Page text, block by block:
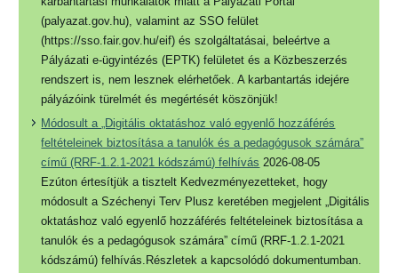
(palyazat.gov.hu), valamint az SSO felület
(https://sso.fair.gov.hu/eif) és szolgáltatásai, beleértve a
Pályázati e-ügyintézés (EPTK) felületet és a Közbeszerzés
rendszert is, nem lesznek elérhetőek. A karbantartás idejére
pályázóink türelmét és megértését köszönjük!
Módosult a „Digitális oktatáshoz való egyenlő hozzáférés
feltételeinek biztosítása a tanulók és a pedagógusok számára”
című (RRF-1.2.1-2021 kódszámú) felhívás 2026-08-05
Ezúton értesítjük a tisztelt Kedvezményezetteket, hogy
módosult a Széchenyi Terv Plusz keretében megjelent „Digitális
oktatáshoz való egyenlő hozzáférés feltételeinek biztosítása a
tanulók és a pedagógusok számára” című (RRF-1.2.1-2021
kódszámú) felhívás.Részletek a kapcsolódó dokumentumban.